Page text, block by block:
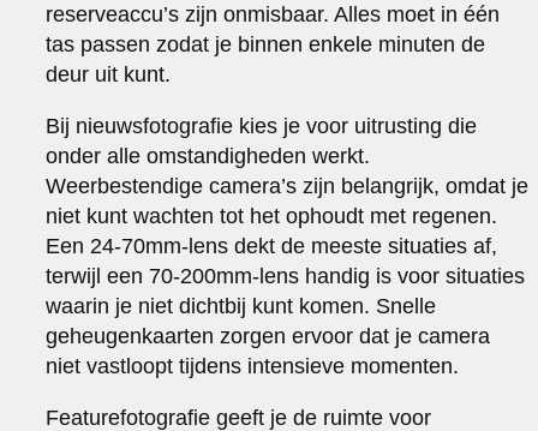
reserveaccu’s zijn onmisbaar. Alles moet in één
tas passen zodat je binnen enkele minuten de
deur uit kunt.
Bij nieuwsfotografie kies je voor uitrusting die
onder alle omstandigheden werkt.
Weerbestendige camera’s zijn belangrijk, omdat je
niet kunt wachten tot het ophoudt met regenen.
Een 24-70mm-lens dekt de meeste situaties af,
terwijl een 70-200mm-lens handig is voor situaties
waarin je niet dichtbij kunt komen. Snelle
geheugenkaarten zorgen ervoor dat je camera
niet vastloopt tijdens intensieve momenten.
Featurefotografie geeft je de ruimte voor